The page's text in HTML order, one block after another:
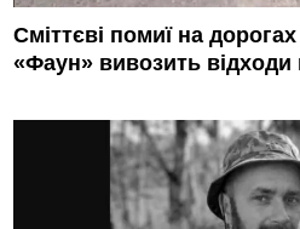
Сміттєві помиї на
«Фаун» вивозить відходи